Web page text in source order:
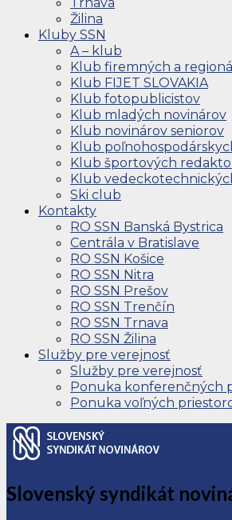
Žilina
Kluby SSN
A – klub
Klub firemných a
Klub FIJET SLOVAKIA
Klub fotopublicistov
Klub mladých novinárov
Klub novinárov seniorov
Klub
Klub športových
Klub
Ski club
Kontakty
RO SSN Banská Bystrica
Centrála v Bratislave
RO SSN Košice
RO SSN Nitra
RO SSN Prešov
RO SSN Trenčín
RO SSN Trnava
RO SSN Žilina
Služby pre verejnosť
Služby pre verejnosť
Ponuka konferenčných
Ponuka voľných
Slovenský syndikát